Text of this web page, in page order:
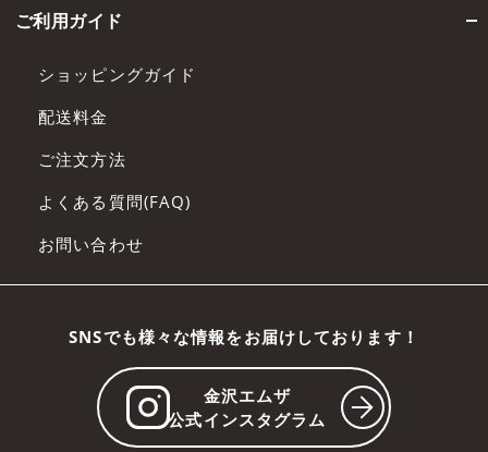
ご利用ガイド
ショッピングガイド
配送料金
ご注文方法
よくある質問(FAQ)
お問い合わせ
SNSでも様々な情報をお届けしております！
金沢エムザ
公式インスタグラム